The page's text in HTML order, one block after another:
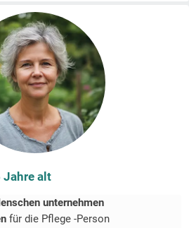
Jahre alt
unternehmen
für die Pflege -Person